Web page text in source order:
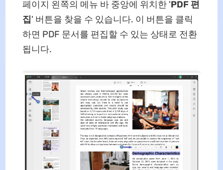
페이지 왼쪽의 메뉴 바 중앙에 위치한 'PDF 편
집' 버튼을 찾을 수 있습니다. 이 버튼을 클릭
하면 PDF 문서를 편집할 수 있는 상태로 전환
됩니다.